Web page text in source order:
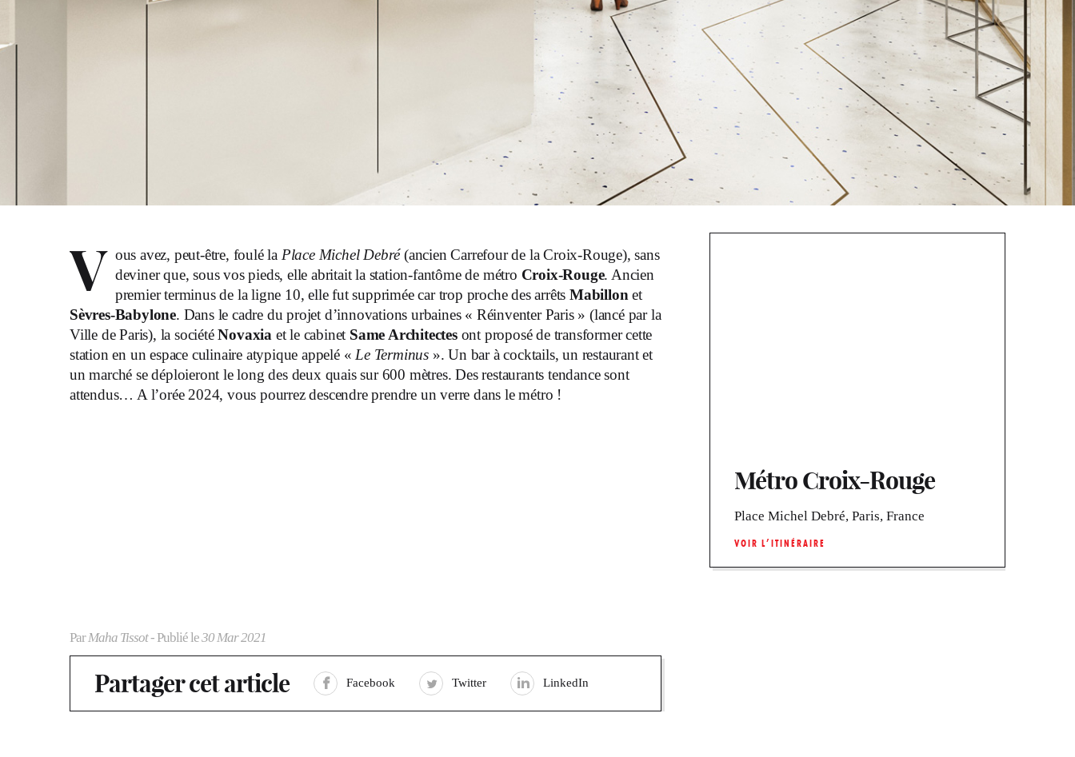
V ous avez, peut-être, foulé la Place Michel Debré(ancien Carrefour de la Croix-Rouge), sans
deviner que, sous vos pieds, elle abritait la station-fantôme de métro Croix-Rouge. Ancien
premier terminus de la ligne 10, elle fut supprimée car trop proche des arrêts Mabillon et
Sèvres-Babylone. Dans le cadre du projet d’innovations urbaines « Réinventer Paris » (lancé par la
Ville de Paris), la sociétéNovaxia et le cabinet Same Architectesont proposé de transformer cette
station en un espace culinaire atypique appelé « Le Terminus ». Un bar à cocktails, un restaurant et
un marché se déploieront le long des deux quais sur 600 mètres. Des restaurants tendance sont
attendus… A l’orée 2024, vous pourrez descendre prendre un verre dans le métro !
Métro Croix-Rouge
Place Michel Debré, Paris, France
VOIR L’ITINÉRAIRE
ParMaha Tissot- Publié le30 Mar 2021
Partager cet article Facebook Twitter LinkedIn